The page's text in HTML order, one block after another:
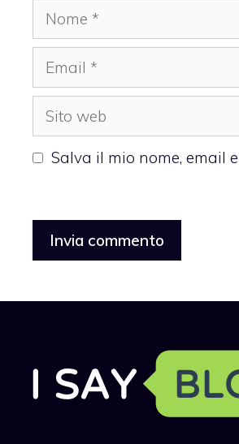
Nome
Email
Sito
web
Salva il mio nome, email